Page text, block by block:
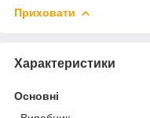
Приховати
Характеристики
Основні